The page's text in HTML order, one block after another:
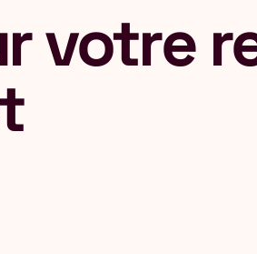
votre